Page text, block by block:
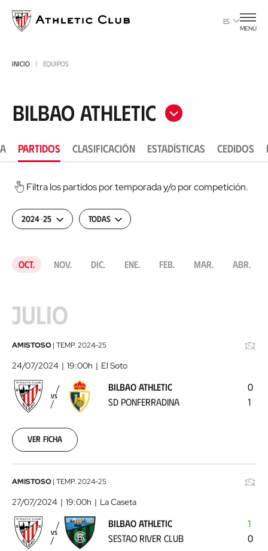
contenido
ES
MENÚ
INICIO EQUIPOS
Bilbao Athletic
PARTIDOS CLASIFICACIÓN ESTADÍSTICAS CEDIDOS
Filtra los partidos por temporada y/o por competición.
2024-25 Todas
oct. nov. dic. ene. feb. mar. abr.
JULIO
Bilbao
Athletic
-
SD
Ponferradina2024-
24
AMISTOSO| TEMP. 2024-25
24/07/2024 19:00h El Soto
VS
BILBAO ATHLETIC
SD PONFERRADINA
0
1
Ver ficha
Bilbao
Athletic
-
Sestao
River
AMISTOSO| TEMP. 2024-25
27/07/2024 19:00h La Caseta
VS
BILBAO ATHLETIC
SESTAO RIVER CLUB
1
0